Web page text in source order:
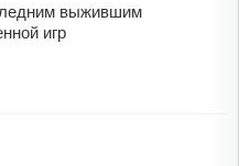
выжившим
игр